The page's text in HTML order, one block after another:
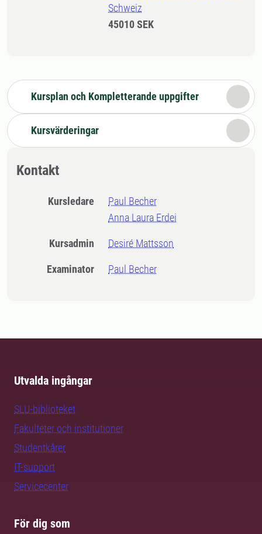
Schweiz
45010 SEK
Kursplan och Kompletterande uppgifter
Kursvärderingar
Kontakt
Kursledare
Paul Becher
Anna Laura Erdei
Kursadmin Desiré Mattsson
Examinator Paul Becher
Utvalda ingångar
SLU-biblioteket
Fakulteter och institutioner
Studentkårer
IT-support
Servicecenter
För dig som